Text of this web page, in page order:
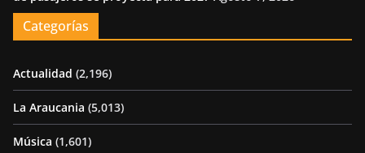
Categorías
Actualidad (2,196)
La Araucania (5,013)
Música (1,601)